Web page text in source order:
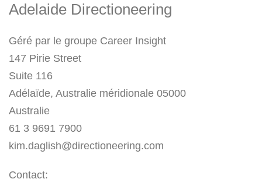
Adelaide Directioneering
Géré par le groupe Career Insight
147 Pirie Street
Suite 116
Adélaïde, Australie méridionale 05000
Australie
61 3 9691 7900
kim.daglish@directioneering.com
Contact: